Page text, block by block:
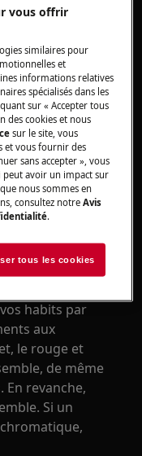
lavez vos
et les blancs
habits par
aux
le rouge et
de même
En revanche,
Si un
vous offrir
similaires pour
et
informations relatives
spécialisés dans les
sur « Accepter tous
des cookies et nous
sur le site, vous
et vous fournir des
sans accepter », vous
peut avoir un impact sur
nous sommes en
consultez notreAvis
.
tous les cookies